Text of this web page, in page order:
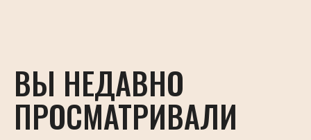
ВЫ НЕДАВНО
ПРОСМАТРИВАЛИ